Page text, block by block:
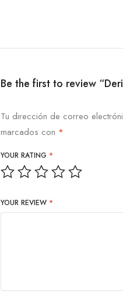
Be the first to review
Tu dirección de correo
marcados con *
YOUR RATING *
YOUR REVIEW *